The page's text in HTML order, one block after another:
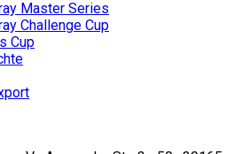
Master Series
Challenge Cup
Cup